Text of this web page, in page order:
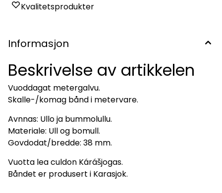
Kvalitetsprodukter
Informasjon
Beskrivelse av artikkelen
Vuoddagat metergalvu.
Skalle-/komag bånd i metervare.
Avnnas: Ullo ja bummolullu.
Materiale: Ull og bomull.
Govdodat/bredde: 38 mm.
Vuotta lea culdon Kárášjogas.
Båndet er produsert i Karasjok.
På lager